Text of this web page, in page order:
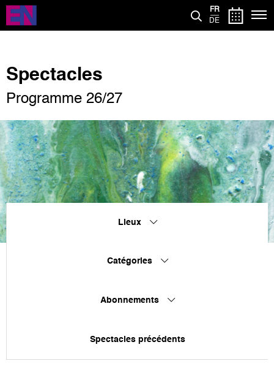
Aller
contenu
FR
DE
Spectacles
Programme 26/27
Lieux
Catégories
Abonnements
Spectacles précédents